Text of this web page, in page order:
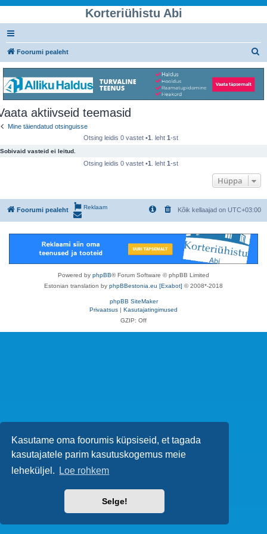
Kasutame oma foorumis küpsiseid, et tagada
kasutajatele parim kasutuskogemus meie
leheküljel.
Loe rohkem
Selge!
Korteriühistu Abi
Foorumi pealeht
aktiivseid teemasid
Mine täiendatud otsinguisse
Otsing leidis 0 vastet •1 . leht 1-st
Sobivaid vasteid ei leitud.
Otsing leidis 0 vastet •1 . leht 1-st
Hüppa
Foorumi pealeht Kõik kellaajad on UTC+03:00
Reklaam
Powered by phpBB® Forum Software © phpBB Limited
Estonian translation by phpBBestonia.eu [Exabot] © 2008*-2018
phpBB SiteMaker
Privaatsus | Kasutajatingimused
GZIP: Off